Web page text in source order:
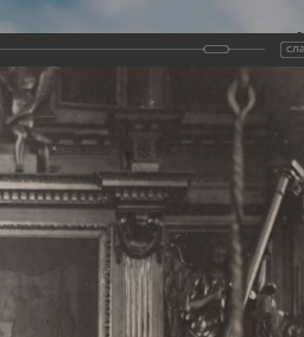
Новомучеников и
Земли
Сайт создан по благословлению
и Холмогорского